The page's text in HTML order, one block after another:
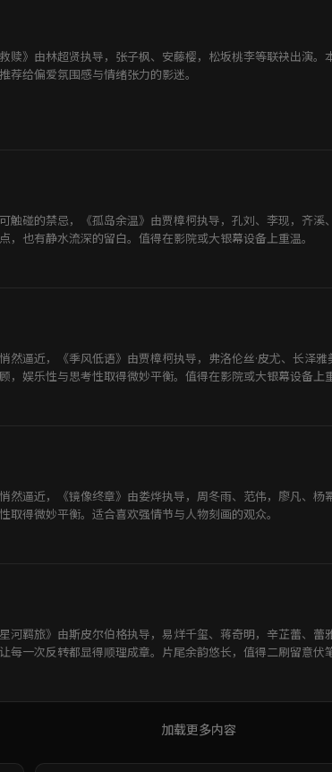
赎》由林超贤执导，张子枫、安藤樱，松坂桃李等联袂出演
荐给偏爱氛围感与情绪张力的影迷。
触碰的禁忌，《孤岛余温》由贾樟柯执导，孔刘、李现，齐
，也有静水流深的留白。值得在影院或大银幕设备上重温。
然逼近，《季风低语》由贾樟柯执导，弗洛伦丝·皮尤、长泽
，娱乐性与思考性取得微妙平衡。值得在影院或大银幕设备上
然逼近，《镜像终章》由娄烨执导，周冬雨、范伟，廖凡、
取得微妙平衡。适合喜欢强情节与人物刻画的观众。
河羁旅》由斯皮尔伯格执导，易烊千玺、蒋奇明，辛芷蕾、蕾
每一次反转都显得顺理成章。片尾余韵悠长，值得二刷留意伏笔
加载更多内容